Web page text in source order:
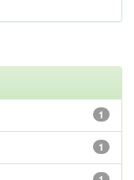
1
1